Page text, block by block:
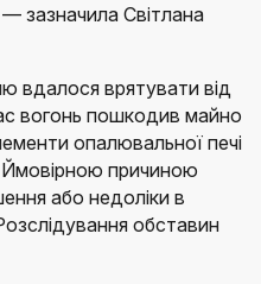
, — зазначила Світлана
вдалося врятувати від
вогонь пошкодив майно
опалювальної печі
Ймовірною причиною
або недоліки в
обставин